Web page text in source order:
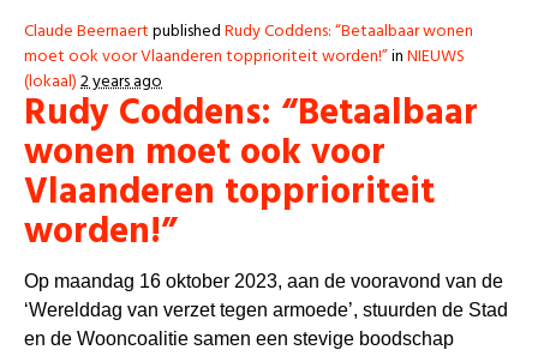
Claude BeernaertpublishedRudy Coddens: “Betaalbaar wonen
moet ook voor Vlaanderen topprioriteit worden!”inNIEUWS
(lokaal)2 years ago
Rudy Coddens: “Betaalbaar
wonen moet ook voor
Vlaanderen topprioriteit
worden!”
Op maandag 16 oktober 2023, aan de vooravond van de
‘Werelddag van verzet tegen armoede’, stuurden de Stad
en de Wooncoalitie samen een stevige boodschap